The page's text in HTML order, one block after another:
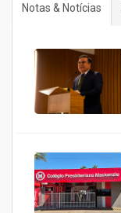
Notas & Notícias